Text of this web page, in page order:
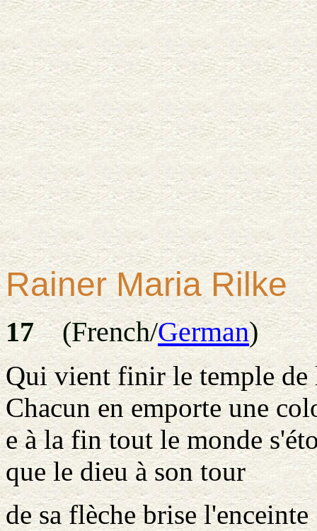
Rainer MariaRilke
17(French/German)
Qui vient finir le temple de
Chacun en emporte une
e à la fin tout le monde
que le dieu à son tour
de sa flèche brise l'enceinte